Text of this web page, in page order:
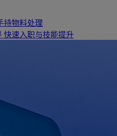
持物料处理
快速入职与技能提升